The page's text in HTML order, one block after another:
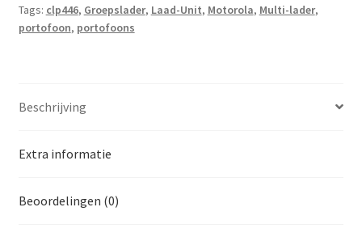
Tags: clp446, Groepslader, Laad-Unit, Motorola, Multi-lader,
portofoon, portofoons
Beschrijving
Extra informatie
Beoordelingen (0)